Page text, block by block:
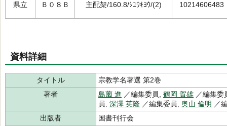
県立 Ｂ０８Ｂ 主配架/160.8/ｼﾕｳｷﾖｳ/(2) 10214606483
資料詳細
タイトル
宗教学名著選 第2巻
著者
島薗 進 ／編集委員, 鶴岡 賀雄 ／編集
員, 深澤 英隆 ／編集委員, 奥山 倫明 ／
出版者
国書刊行会